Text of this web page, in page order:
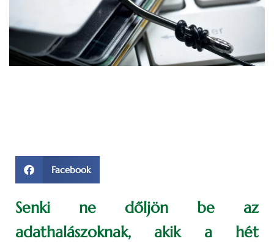
Facebook
Senki ne dőljön be az
adathalászoknak, akik a hét